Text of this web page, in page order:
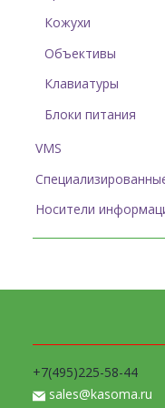
Кожухи
Объективы
Клавиатуры
Блоки питания
VMS
Носители
+7(495)225-58-44
sales@kasoma.ru